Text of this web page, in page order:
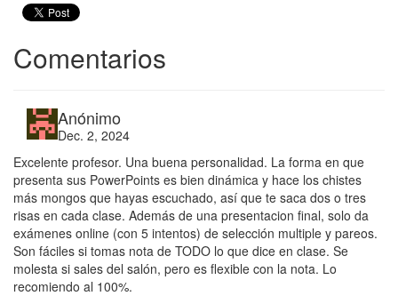
Comentarios
Anónimo
Dec. 2, 2024
Excelente profesor. Una buena personalidad. La forma en que
presenta sus PowerPoints es bien dinámica y hace los chistes
más mongos que hayas escuchado, así que te saca dos o tres
risas en cada clase. Además de una presentacion final, solo da
exámenes online (con 5 intentos) de selección multiple y pareos.
Son fáciles si tomas nota de TODO lo que dice en clase. Se
molesta si sales del salón, pero es flexible con la nota. Lo
recomiendo al 100%.